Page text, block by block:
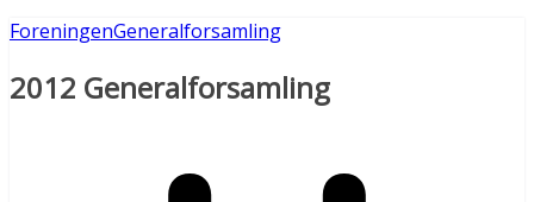
ForeningenGeneralforsamling
2012 Generalforsamling